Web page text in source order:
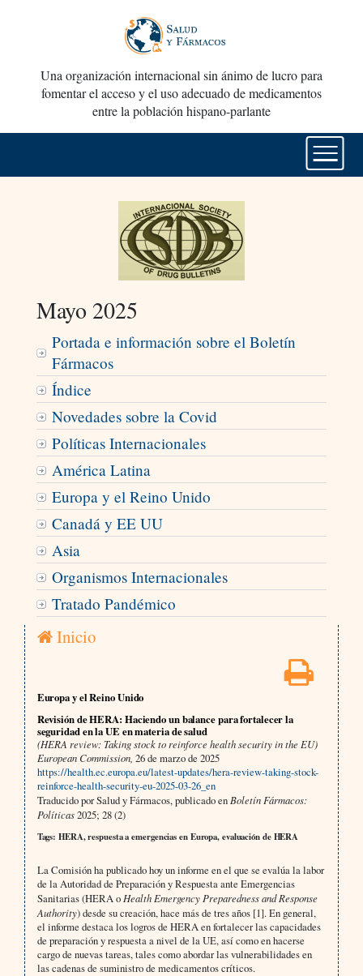
Una organización internacional sin ánimo de lucro para
fomentar el acceso y el uso adecuado de medicamentos
entre la población hispano-parlante
Mayo 2025
Portada e información sobre el Boletín
Fármacos
Índice
Novedades sobre la Covid
Políticas Internacionales
América Latina
Europa y el Reino Unido
Canadá y EE UU
Asia
Organismos Internacionales
Tratado Pandémico
Inicio
Europa y el Reino Unido
Revisión de HERA: Haciendo un balance para fortalecer la
seguridad en la UE en materia de salud
(HERA review: Taking stock to reinforce health security in the EU)
European Commission, 26 de marzo de 2025
https://health.ec.europa.eu/latest-updates/hera-review-taking-stock-
reinforce-health-security-eu-2025-03-26_en
Traducido por Salud y Fármacos, publicado en Boletín Fármacos:
Políticas2025; 28 (2)
Tags: HERA, respuesta a emergencias en Europa, evaluación de HERA
La Comisión ha publicado hoy un informe en el que se evalúa la labor
de la Autoridad de Preparación y Respuesta ante Emergencias
Sanitarias (HERA o Health Emergency Preparedness and Response
Authority) desde su creación, hace más de tres años [1]. En general,
el informe destaca los logros de HERA en fortalecer las capacidades
de preparación y respuesta a nivel de la UE, así como en hacerse
cargo de nuevas tareas, tales como abordar las vulnerabilidades en
las cadenas de suministro de medicamentos críticos.